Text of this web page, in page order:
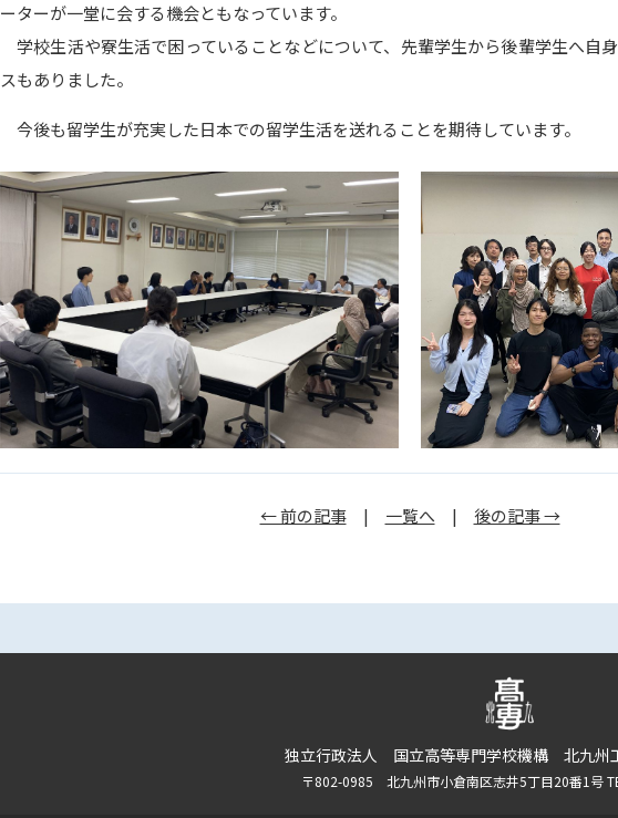
ーターが一堂に会する機会ともなっています。
学校生活や寮生活で困っていることなどについて、先輩学生から後輩学生へ自
スもありました。
今後も留学生が充実した日本での留学生活を送れることを期待しています。
← 前の記事| 一覧へ | 後の記事 →
独立行政法人 国立高等専門学校機構 北九州
〒802-0985 北九州市小倉南区志井5丁目20番1号